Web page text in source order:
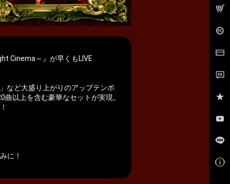
Cinema～』が早くもLIVE
など大盛り上がりのアップテンポ
以上を含む豪華なセットが実現。
に！